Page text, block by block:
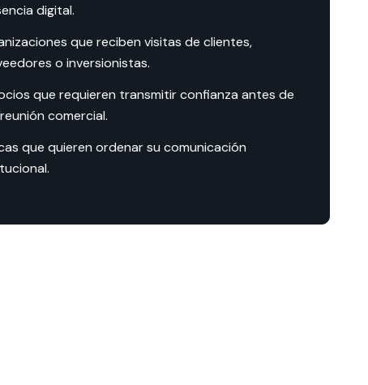
digital.
que reciben visitas de clientes,
o inversionistas.
que requieren transmitir confianza antes de
comercial.
que quieren ordenar su comunicación